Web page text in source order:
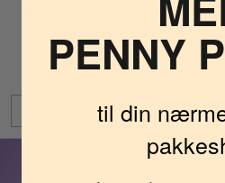
1000 Teile Wasser & Weine
299,95 kr.
Auf Lager
ZUM WARENKORB
HINZUFÜGEN
Anzahl
PENNY
til din